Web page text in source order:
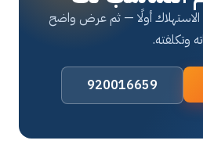
الاستهلاك أولًا — ثم عرض واضح
وتكلفته.
920016659